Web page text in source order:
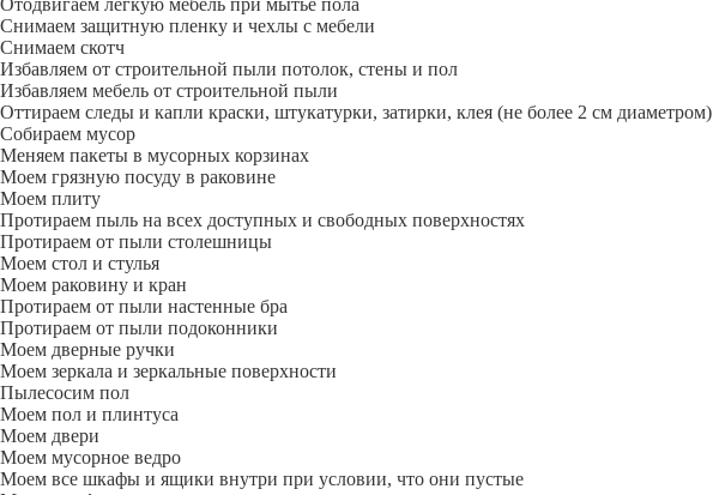
Отодвигаем легкую мебель при мытье пола
Снимаем защитную пленку и чехлы с мебели
Снимаем скотч
Избавляем от строительной пыли потолок, стены и пол
Избавляем мебель от строительной пыли
Оттираем следы и капли краски, штукатурки, затирки, клея (не более 2 см диаметром)
Собираем мусор
Меняем пакеты в мусорных корзинах
Моем грязную посуду в раковине
Моем плиту
Протираем пыль на всех доступных и свободных поверхностях
Протираем от пыли столешницы
Моем стол и стулья
Моем раковину и кран
Протираем от пыли настенные бра
Протираем от пыли подоконники
Моем дверные ручки
Моем зеркала и зеркальные поверхности
Пылесосим пол
Моем пол и плинтуса
Моем двери
Моем мусорное ведро
Моем все шкафы и ящики внутри при условии, что они пустые